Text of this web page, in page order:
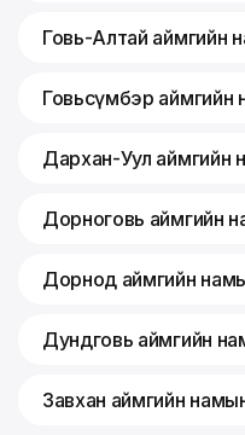
Говь-Алтай аймгийн
Говьсүмбэр аймгийн
Дархан-Уул аймгийн
Дорноговь аймгийн
Дорнод аймгийн
Дундговь аймгийн
Завхан аймгийн